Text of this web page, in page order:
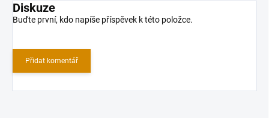
Diskuze
Buďte první, kdo napíše příspěvek k této položce.
Přidat komentář